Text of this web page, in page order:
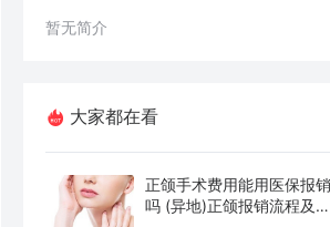
暂无简介
大家都在看
正颌手术费用能用医保报销
吗 (异地)正颌报销流程及条